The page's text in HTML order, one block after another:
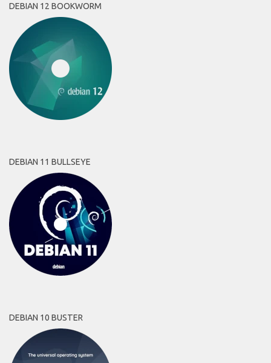
DEBIAN 12 BOOKWORM
DEBIAN 11 BULLSEYE
DEBIAN 10 BUSTER